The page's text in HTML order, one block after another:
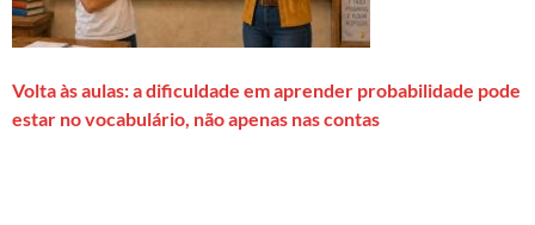
Volta às aulas: a dificuldade em aprender probabilidade pode
estar no vocabulário, não apenas nas contas